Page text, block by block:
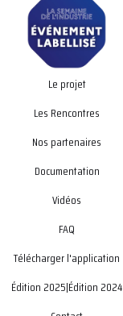
Le projet
Les Rencontres
Nos partenaires
Documentation
Vidéos
FAQ
Télécharger l'application
Édition 2025|Édition 2024